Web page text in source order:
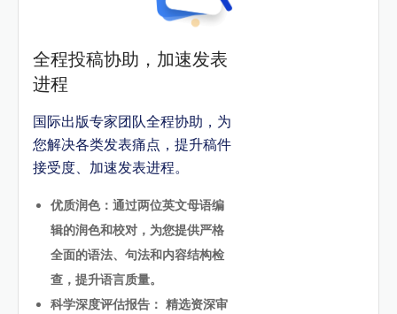
全程投稿协助，加速发表
进程
国际出版专家团队全程协助，为
您解决各类发表痛点，提升稿件
接受度、加速发表进程。
优质润色：通过两位英文母语编
辑的润色和校对，为您提供严格
全面的语法、句法和内容结构检
查，提升语言质量。
科学深度评估报告： 精选资深审